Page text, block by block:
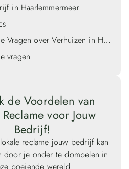
in Haarlemmermeer
Veelgestelde Vragen over Verhuizen in Haarlemmermeer
vragen
de Voordelen van
voor Jouw
Bedrijf!
reclame jouw bedrijf kan
door je onder te dompelen in